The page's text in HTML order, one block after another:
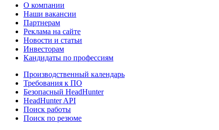
О компании
Наши вакансии
Партнерам
Реклама на сайте
Новости и статьи
Инвесторам
Кандидаты по профессиям
Производственный календарь
Требования к ПО
Безопасный HeadHunter
HeadHunter API
Поиск работы
Поиск по резюме